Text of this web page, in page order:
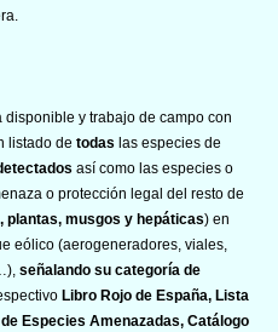
y trabajo de campo con
listado de todas las especies de
así como las especies o
o protección legal del resto de
plantas, musgos y hepáticas) en
eólico (aerogeneradores, viales,
señalando su categoría de
Libro Rojo de España, Lista
Especies Amenazadas, Catálogo